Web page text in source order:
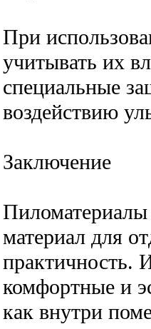
При
учитывать их
специальные
воздействию
Заключение
материал для
практичность.
комфортные и
как внутри